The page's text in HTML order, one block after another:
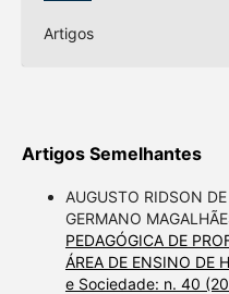
Artigos
Artigos Semelhantes
AUGUSTO RIDSON
GERMANO
PEDAGÓGICA DE
ÁREA DE ENSINO DE
e Sociedade: n. 40